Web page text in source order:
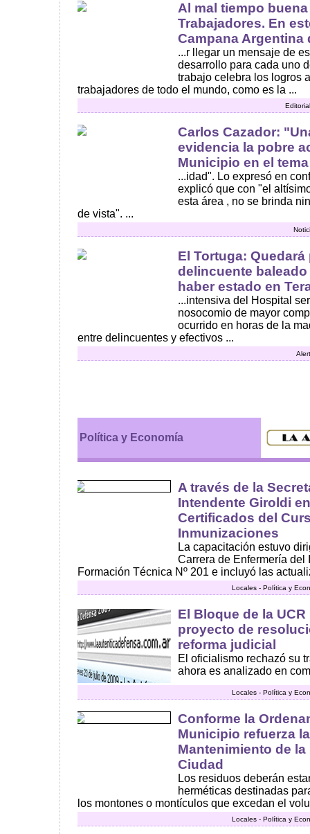
Al mal tiempo
Trabajadores. En
Campana Argentina
...r llegar un mensaje de
desarrollo para cada uno
trabajo celebra los logros
trabajadores de todo el mundo, como es la ...
Carlos Cazador:
evidencia la pobre
Municipio en el
...idad". Lo expresó en
explicó que con "el
esta área , no se brinda
de vista". ...
El Tortuga:
delincuente
haber estado en
...intensiva del Hospital
nosocomio de mayor
ocurrido en horas de la
entre delincuentes y efectivos ...
Política y Economía
A través de la
Intendente Giroldi
Certificados del
Inmunizaciones
La capacitación estuvo
Carrera de Enfermería del
Formación Técnica Nº 201 e incluyó las
Locales - Política y
El Bloque de la
proyecto de
reforma judicial
El oficialismo rechazó su
ahora es analizado en
Locales - Política y
Conforme la
Municipio refuerza
Mantenimiento de
Ciudad
Los residuos deberán
herméticas destinadas
los montones o montículos que excedan el
Locales - Política y